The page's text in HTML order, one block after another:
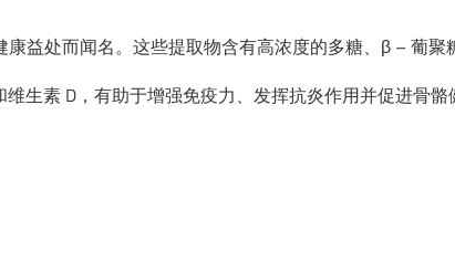
益处而闻名。这些提取物含有高浓度的多糖、β – 葡聚
生素 D，有助于增强免疫力、发挥抗炎作用并促进骨骼